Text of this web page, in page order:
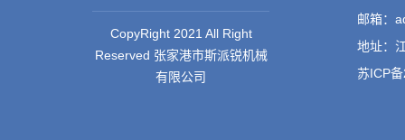
CopyRight 2021 All Right
Reserved 张家港市斯派锐机械
有限公司
邮箱：
地址：
苏ICP